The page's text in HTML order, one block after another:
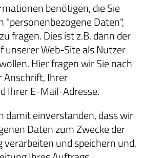
benötigen, die Sie
"personenbezogene Daten",
fragen. Dies ist z.B. dann der
unserer Web-Site als Nutzer
Hier fragen wir Sie nach
Anschrift, Ihrer
Ihrer E-Mail-Adresse.
damit einverstanden, dass wir
Daten zum Zwecke der
und speichern und,